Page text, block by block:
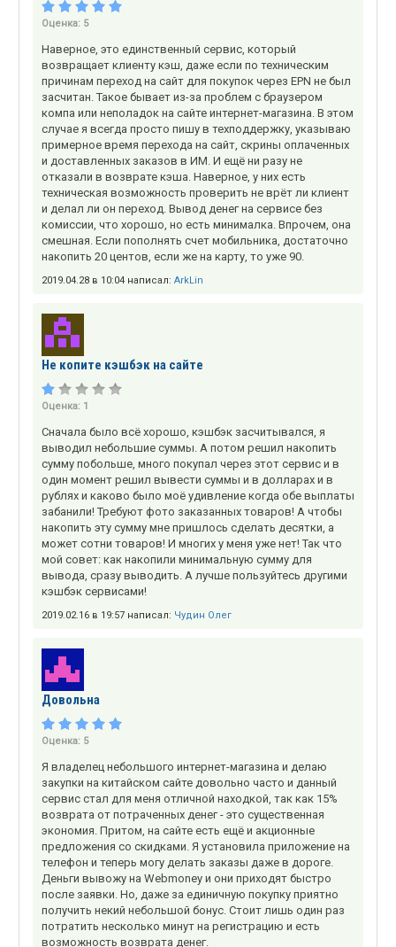
Оценка: 5
Наверное, это единственный сервис, который
возвращает клиенту кэш, даже если по техническим
причинам переход на сайт для покупок через EPN не был
засчитан. Такое бывает из-за проблем с браузером
компа или неполадок на сайте интернет-магазина. В этом
случае я всегда просто пишу в техподдержку, указываю
примерное время перехода на сайт, скрины оплаченных
и доставленных заказов в ИМ. И ещё ни разу не
отказали в возврате кэша. Наверное, у них есть
техническая возможность проверить не врёт ли клиент
и делал ли он переход. Вывод денег на сервисе без
комиссии, что хорошо, но есть минималка. Впрочем, она
смешная. Если пополнять счет мобильника, достаточно
накопить 20 центов, если же на карту, то уже 90.
2019.04.28 в 10:04 написал: ArkLin
Не копите кэшбэк на сайте
Оценка: 1
Сначала было всё хорошо, кэшбэк засчитывался, я
выводил небольшие суммы. А потом решил накопить
сумму побольше, много покупал через этот сервис и в
один момент решил вывести суммы и в долларах и в
рублях и каково было моё удивление когда обе выплаты
забанили! Требуют фото заказанных товаров! А чтобы
накопить эту сумму мне пришлось сделать десятки, а
может сотни товаров! И многих у меня уже нет! Так что
мой совет: как накопили минимальную сумму для
вывода, сразу выводить. А лучше пользуйтесь другими
кэшбэк сервисами!
2019.02.16 в 19:57 написал: Чудин Олег
Довольна
Оценка: 5
Я владелец небольшого интернет-магазина и делаю
закупки на китайском сайте довольно часто и данный
сервис стал для меня отличной находкой, так как 15%
возврата от потраченных денег - это существенная
экономия. Притом, на сайте есть ещё и акционные
предложения со скидками. Я установила приложение на
телефон и теперь могу делать заказы даже в дороге.
Деньги вывожу на Webmoney и они приходят быстро
после заявки. Но, даже за единичную покупку приятно
получить некий небольшой бонус. Стоит лишь один раз
потратить несколько минут на регистрацию и есть
возможность возврата денег.